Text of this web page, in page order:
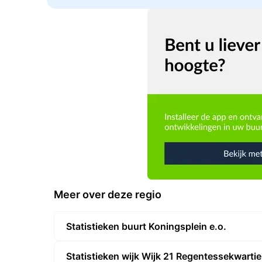
Meer over deze regio
Statistieken buurt Koningsplein e.o.
Statistieken wijk Wijk 21